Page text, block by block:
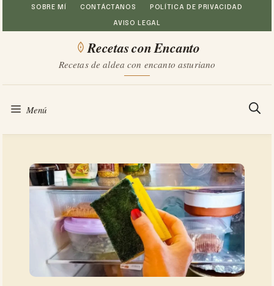
Saltar
al
SOBRE MÍ CONTÁCTANOS POLÍTICA DE PRIVACIDAD
AVISO LEGAL
Recetas con Encanto
Recetas de aldea con encanto asturiano
Menú